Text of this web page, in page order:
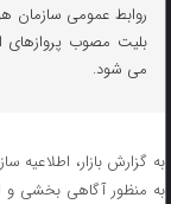
روابط عمومی سازمان
بلیت مصوب پروازهای
می شود.
به گزارش بازار، اطلاعیه
به منظور آگاهی بخشی و